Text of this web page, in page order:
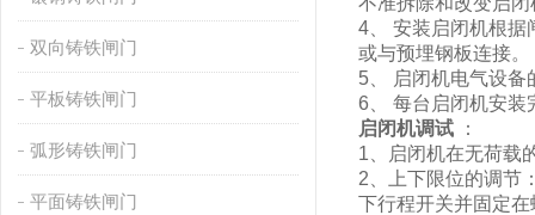
双向铸铁闸门
平板铸铁闸门
弧形铸铁闸门
平面铸铁闸门
4、 安装启闭机根据
或与预埋钢板连接。
5、 启闭机电气设
6、 每台启闭机安装
启闭机调试 ：
1、启闭机在无荷载
2、上下限位的调节
下行程开关并固定